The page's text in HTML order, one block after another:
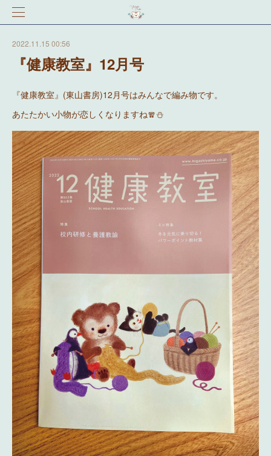
2022.11.15 00:56
『健康教室』12月号
『健康教室』(東山書房)12月号はみんなで編み物です。
あたたかい小物が恋しくなりますね🧣⛄️